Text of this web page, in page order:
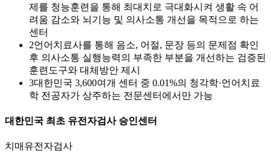
제를 청능훈련을 통해 최대치로 극대화시켜 생활 속 어
려움 감소와 뇌기능 및 의사소통 개선을 목적으로 하는
센터
2언어치료사를 통해 음소, 어절, 문장 등의 문제점 확인
후 의사소통 실행능력의 부족한 부분을 개선하는 검증된
훈련도구와 대체방안 제시
3대한민국 3,600여개 센터 중 0.01%의 청각학·언어치료
학 전공자가 상주하는 전문센터에서만 가능
대한민국 최초 유전자검사승인센터
치매유전자검사